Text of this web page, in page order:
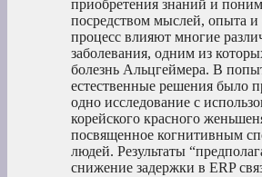
приобретения знаний и
посредством мыслей, опыта и
процесс влияют многие
заболевания, одним из
болезнь Альцгеймера. В
естественные решения было
одно исследование с
корейского красного
посвященное когнитивным
людей. Результаты
снижение задержки в ERP